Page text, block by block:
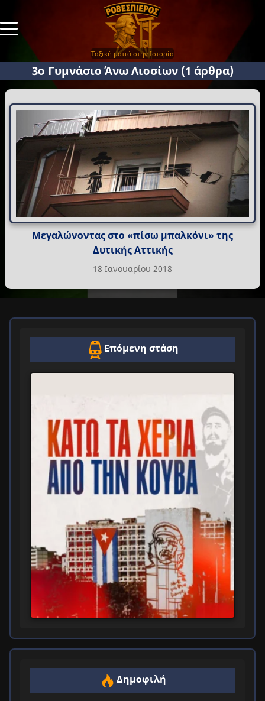
Ταξική ματιά στην Ιστορία
3ο Γυμνάσιο Άνω Λιοσίων (1 άρθρα)
Μεγαλώνοντας στο «πίσω μπαλκόνι» της
Δυτικής Αττικής
18 Ιανουαρίου 2018
Επόμενη στάση
Δημοφιλή